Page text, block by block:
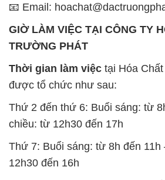
📧 Email:
GIỜ LÀM VIỆC TẠI CÔNG TY
TRƯỜNG PHÁT
Thời gian làm việc tại Hóa
được tổ chức như sau:
Thứ 2 đến thứ 6: Buổi sáng: từ
chiều: từ 12h30 đến 17h
Thứ 7: Buổi sáng: từ 8h đến 11h
12h30 đến 16h